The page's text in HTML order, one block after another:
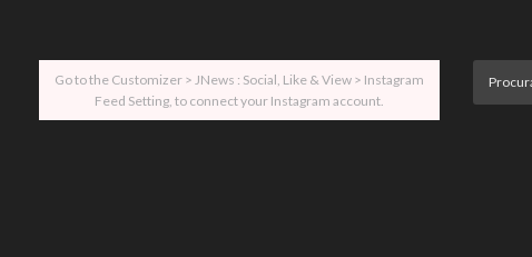
Go to the Customizer > JNews : Social, Like & View > Instagram
Feed Setting, to connect your Instagram account.